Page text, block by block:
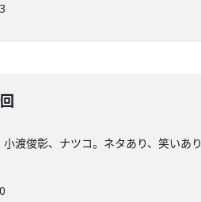
渡俊彰、ナツコ。ネタあり、笑いあ